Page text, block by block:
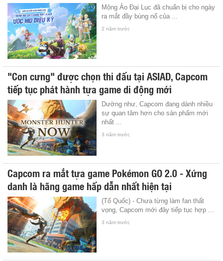
Mộng Ảo Đại Lục đã chuẩn bị cho ngày
ra mắt đầy bùng nổ của ...
2 năm trước
"Con cưng" được chọn thi đấu tại ASIAD, Capcom
tiếp tục phát hành tựa game di động mới
Dường như, Capcom đang dành nhiều
sự quan tâm hơn cho sản phẩm mới
nhất ...
3 năm trước
Capcom ra mắt tựa game Pokémon GO 2.0 - Xứng
danh là hãng game hấp dẫn nhất hiện tại
(Tổ Quốc) - Chưa từng làm fan thất
vọng, Capcom mới đây tiếp tục hợp ...
3 năm trước